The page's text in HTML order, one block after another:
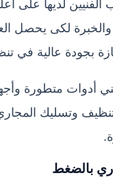
الفنيين لديها على
والخبرة لكى يحصل
بجودة عالية في
أدوات متطورة
وتسليك
بالضغط